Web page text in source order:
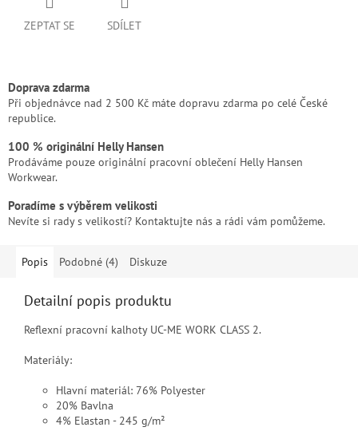
ZEPTAT SE SDÍLET
Doprava zdarma
Při objednávce nad 2 500 Kč máte dopravu zdarma po celé České
republice.
100 % originální Helly Hansen
Prodáváme pouze originální pracovní oblečení Helly Hansen
Workwear.
Poradíme s výběrem velikosti
Nevíte si rady s velikostí? Kontaktujte nás a rádi vám pomůžeme.
Popis Podobné (4) Diskuze
Detailní popis produktu
Reflexní pracovní kalhoty UC-ME WORK CLASS 2.
Materiály:
Hlavní materiál: 76% Polyester
20% Bavlna
4% Elastan - 245 g/m²